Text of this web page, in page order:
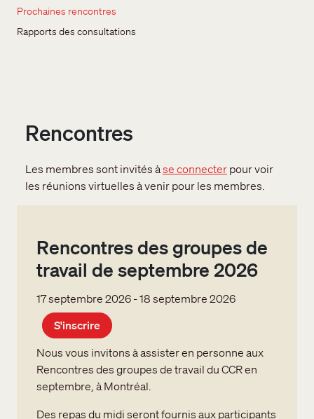
Rencontres
Les membres sont invités àse connecter pour voir
les réunions virtuelles à venir pour les membres.
Rencontres des groupes de
travail de septembre 2026
17 septembre 2026 -18 septembre 2026
S'inscrire
Nous vous invitons à assister en personne aux
Rencontres des groupes de travail du CCR en
septembre, à Montréal.
Des repas du midi seront fournis aux participants
Prochaines rencontres
Rapports des consultations